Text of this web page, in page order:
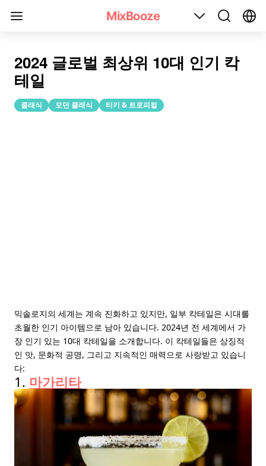
MixBooze
2024 글로벌 최상위 10대 인기 칵
테일
클래식 모던 클래식 티키 & 트로피컬
믹솔로지의 세계는 계속 진화하고 있지만, 일부 칵테일은 시대를
초월한 인기 아이템으로 남아 있습니다. 2024년 전 세계에서 가
장 인기 있는 10대 칵테일을 소개합니다. 이 칵테일들은 상징적
인 맛, 문화적 공명, 그리고 지속적인 매력으로 사랑받고 있습니
다:
1. 마가리타